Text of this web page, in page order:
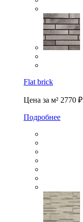
Flat brick
Цена за м² 2770 ₽
Подробнее